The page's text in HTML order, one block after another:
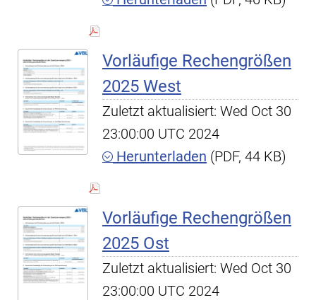
Vorläufige Rechengrößen
2025 West
Zuletzt aktualisiert: Wed Oct 30
23:00:00 UTC 2024
Herunterladen (PDF, 44 KB)
Vorläufige Rechengrößen
2025 Ost
Zuletzt aktualisiert: Wed Oct 30
23:00:00 UTC 2024